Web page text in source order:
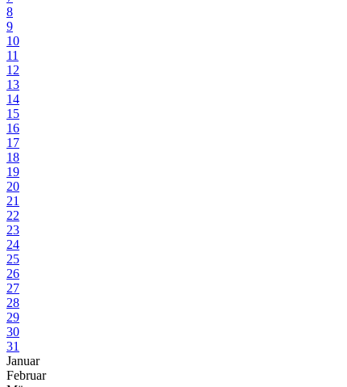
8
9
10
11
12
13
14
15
16
17
18
19
20
21
22
23
24
25
26
27
28
29
30
31
Januar
Februar